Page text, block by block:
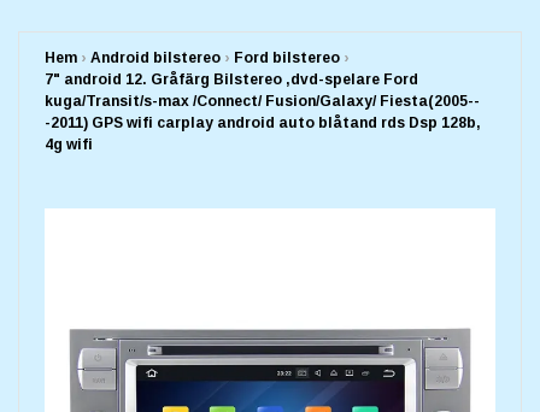
Hem › Android bilstereo › Ford bilstereo ›
7" android 12. Gråfärg Bilstereo ,dvd-spelare Ford
kuga/Transit/s-max /Connect/ Fusion/Galaxy/ Fiesta(2005--
-2011) GPS wifi carplay android auto blåtand rds Dsp 128b,
4g wifi